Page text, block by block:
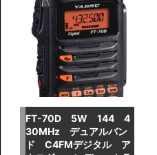
FT-70D 5W 144 4
30MHz デュアルバン
ド C4FMデジタル ア